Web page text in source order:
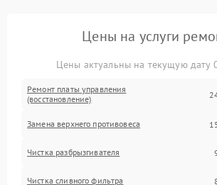
Цены на услуги
Цены актуальны на текущую дату
Ремонт платы управления
(восстановление)
Замена верхнего противовеса
Чистка разбрызгивателя
Чистка сливного фильтра